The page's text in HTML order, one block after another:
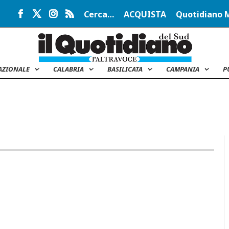
Cerca… ACQUISTA Quotidiano
CALABRIA BASILICATA CAMPANIA